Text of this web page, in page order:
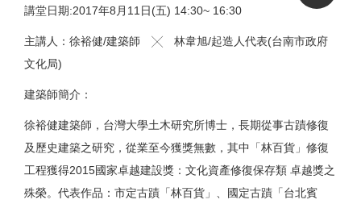
講堂日期:2017年8月11日(五) 14:30~ 16:30
主講人：徐裕健/建築師 ╳ 林韋旭/起造人代表(台南市政府
文化局)
建築師簡介：
徐裕健建築師，台灣大學土木研究所博士，長期從事古蹟修復
及歷史建築之研究，從業至今獲獎無數，其中「林百貨」修復
工程獲得2015國家卓越建設獎：文化資產修復保存類 卓越獎之
殊榮。代表作品：市定古蹟「林百貨」、國定古蹟「台北賓